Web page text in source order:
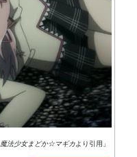
魔法少女まどか☆マギカより引用」